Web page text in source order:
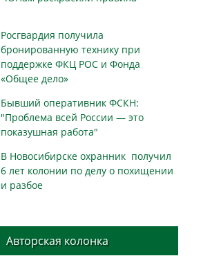
Росгвардия получила
бронированную технику при
поддержке ФКЦ РОС и Фонда
«Общее дело»
Бывший оперативник ФСКН:
"Проблема всей России — это
показушная работа"
В Новосибирске охранник получил
6 лет колонии по делу о похищении
и разбое
Авторская колонка